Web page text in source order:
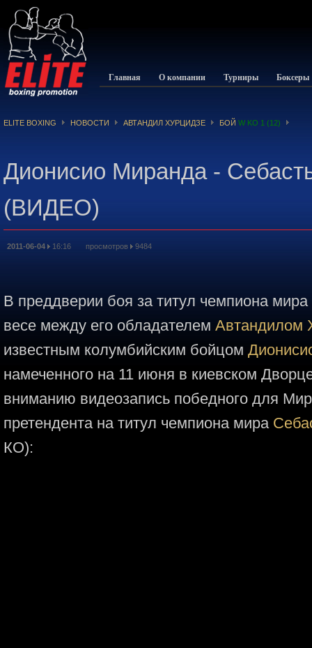
Главная О компании Турниры Боксеры
ELITE BOXING НОВОСТИ АВТАНДИЛ ХУРЦИДЗЕ БОЙ W KO 1 (12)
Дионисио Миранда -
(ВИДЕО)
2011-06-04 16:16 просмотров 9484
В преддверии боя за титул чемпиона
весе между его обладателем Автандилом
известным колумбийским бойцом
намеченного на 11 июня в киевском
вниманию видеозапись победного для
претендента на титул чемпиона мира
КО):